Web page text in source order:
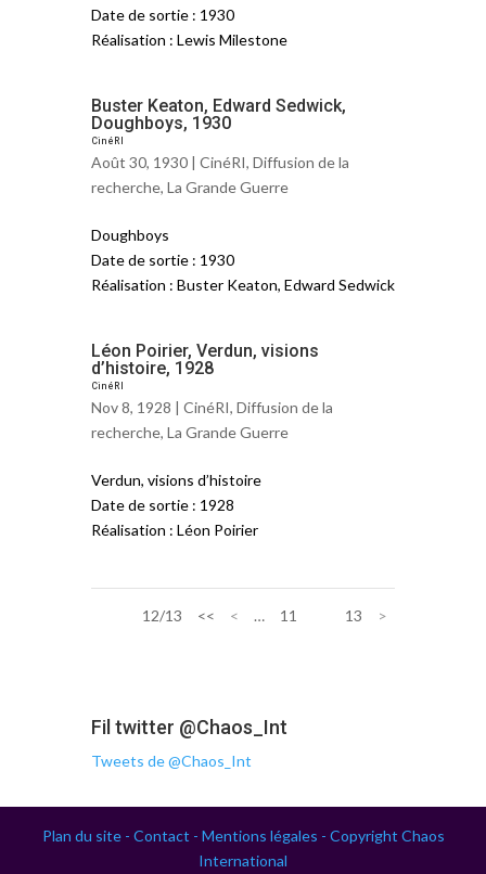
Date de sortie : 1930
Réalisation : Lewis Milestone
Buster Keaton, Edward Sedwick,
Doughboys, 1930
CinéRI
Août 30, 1930 | CinéRI, Diffusion de la
recherche, La Grande Guerre
Doughboys
Date de sortie : 1930
Réalisation : Buster Keaton, Edward Sedwick
Léon Poirier, Verdun, visions
d’histoire, 1928
CinéRI
Nov 8, 1928 | CinéRI, Diffusion de la
recherche, La Grande Guerre
Verdun, visions d’histoire
Date de sortie : 1928
Réalisation : Léon Poirier
12/13 << < … 11 13 >
Fil twitter @Chaos_Int
Tweets de @Chaos_Int
Plan du site - Contact - Mentions légales - Copyright Chaos
International